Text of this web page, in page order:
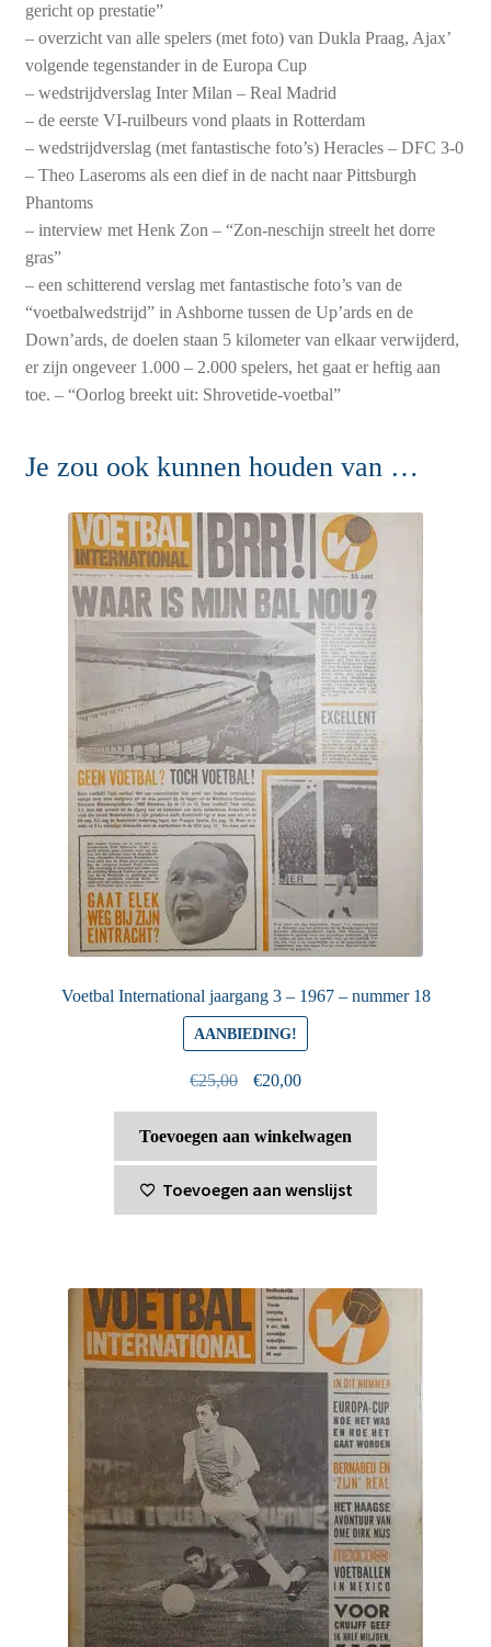
gericht op prestatie”
– overzicht van alle spelers (met foto) van Dukla Praag, Ajax’
volgende tegenstander in de Europa Cup
– wedstrijdverslag Inter Milan – Real Madrid
– de eerste VI-ruilbeurs vond plaats in Rotterdam
– wedstrijdverslag (met fantastische foto’s) Heracles – DFC 3-0
– Theo Laseroms als een dief in de nacht naar Pittsburgh
Phantoms
– interview met Henk Zon – “Zon-neschijn streelt het dorre
gras”
– een schitterend verslag met fantastische foto’s van de
“voetbalwedstrijd” in Ashborne tussen de Up’ards en de
Down’ards, de doelen staan 5 kilometer van elkaar verwijderd,
er zijn ongeveer 1.000 – 2.000 spelers, het gaat er heftig aan
toe. – “Oorlog breekt uit: Shrovetide-voetbal”
Je zou ook kunnen houden van …
Voetbal International jaargang 3 – 1967 – nummer 18
AANBIEDING!
€25,00
Oorspronkelijke
was:
€25,00.
€20,00Huidige
is:
€20,00.
Toevoegen aan winkelwagen
Toevoegen aan wenslijst